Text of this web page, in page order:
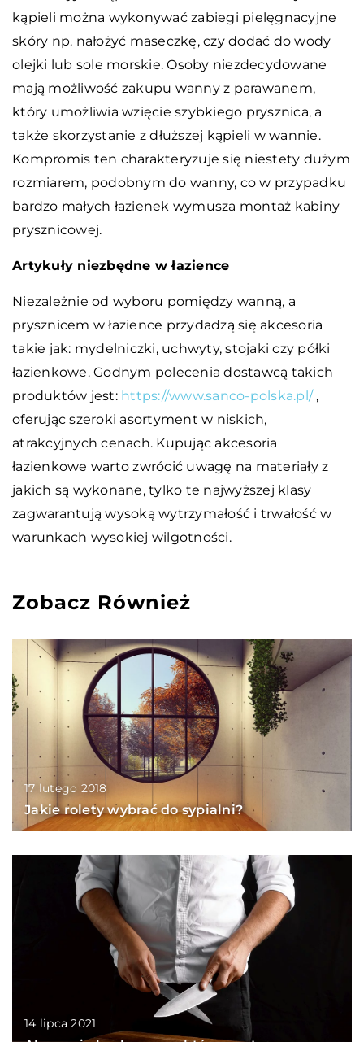
kąpieli można wykonywać zabiegi pielęgnacyjne
skóry np. nałożyć maseczkę, czy dodać do wody
olejki lub sole morskie. Osoby niezdecydowane
mają możliwość zakupu wanny z parawanem,
który umożliwia wzięcie szybkiego prysznica, a
także skorzystanie z dłuższej kąpieli w wannie.
Kompromis ten charakteryzuje się niestety dużym
rozmiarem, podobnym do wanny, co w przypadku
bardzo małych łazienek wymusza montaż kabiny
prysznicowej.
Artykuły niezbędne w łazience
Niezależnie od wyboru pomiędzy wanną, a
prysznicem w łazience przydadzą się akcesoria
takie jak: mydelniczki, uchwyty, stojaki czy półki
łazienkowe. Godnym polecenia dostawcą takich
produktów jest: https://www.sanco-polska.pl/,
oferując szeroki asortyment w niskich,
atrakcyjnych cenach. Kupując akcesoria
łazienkowe warto zwrócić uwagę na materiały z
jakich są wykonane, tylko te najwyższej klasy
zagwarantują wysoką wytrzymałość i trwałość w
warunkach wysokiej wilgotności.
Zobacz Również
17 lutego 2018
Jakie rolety wybrać do sypialni?
14 lipca 2021